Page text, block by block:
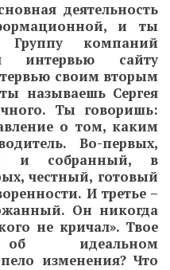
деятельность
и ты
Группу компаний
интервью сайту
своим вторым
называешь Сергея
Ты говоришь:
о том, каким
Во-первых,
и собранный, в
честный, готовый
И третье –
Он никогда
не кричал». Твое
об идеальном
изменения? Что